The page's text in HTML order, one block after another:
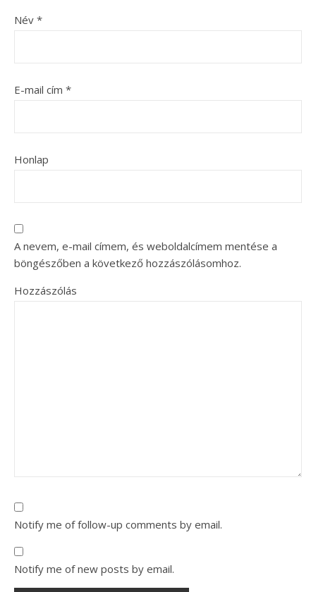
Név *
E-mail cím *
Honlap
A nevem, e-mail címem, és weboldalcímem mentése a
böngészőben a következő hozzászólásomhoz.
Hozzászólás
Notify me of follow-up comments by email.
Notify me of new posts by email.